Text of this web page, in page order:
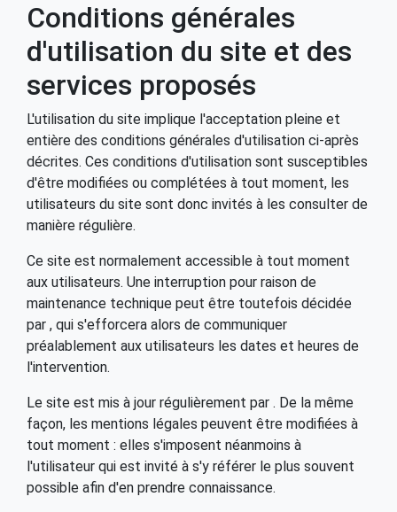
Conditions générales
d'utilisation du site et des
services proposés
L'utilisation du site implique l'acceptation pleine et
entière des conditions générales d'utilisation ci-après
décrites. Ces conditions d'utilisation sont susceptibles
d'être modifiées ou complétées à tout moment, les
utilisateurs du site sont donc invités à les consulter de
manière régulière.
Ce site est normalement accessible à tout moment
aux utilisateurs. Une interruption pour raison de
maintenance technique peut être toutefois décidée
par , qui s'efforcera alors de communiquer
préalablement aux utilisateurs les dates et heures de
l'intervention.
Le site est mis à jour régulièrement par . De la même
façon, les mentions légales peuvent être modifiées à
tout moment : elles s'imposent néanmoins à
l'utilisateur qui est invité à s'y référer le plus souvent
possible afin d'en prendre connaissance.